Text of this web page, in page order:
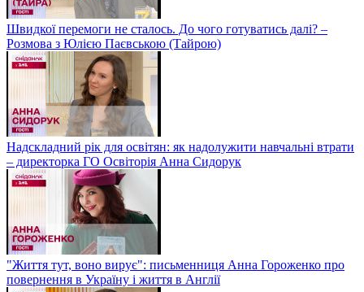
Швидкої перемоги не сталось. До чого готуватись далі? –
Розмова з Юлією Паєвською (Тайрою)
Надскладний рік для освітян: як надолужити навчальні втрати
– директорка ГО Освіторія Анна Сидорук
"Життя тут, воно вирує": письменниця Анна Гороженко про
повернення в Україну і життя в Англії